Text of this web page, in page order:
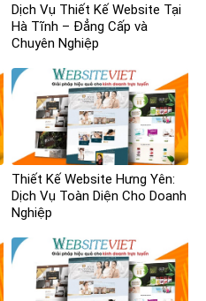
Dịch Vụ Thiết Kế Website Tại
Hà Tĩnh – Đẳng Cấp và
Chuyên Nghiệp
Thiết Kế Website Hưng Yên:
Dịch Vụ Toàn Diện Cho Doanh
Nghiệp